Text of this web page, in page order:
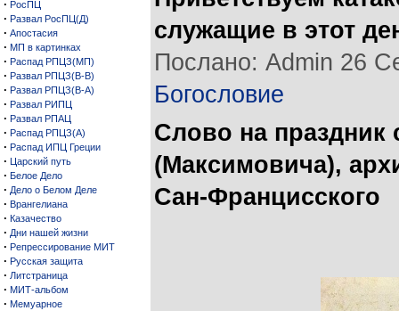
· РосПЦ
· Развал РосПЦ(Д)
· Апостасия
· МП в картинках
· Распад РПЦЗ(МП)
· Развал РПЦЗ(В-В)
· Развал РПЦЗ(В-А)
· Развал РИПЦ
· Развал РПАЦ
· Распад РПЦЗ(А)
· Распад ИПЦ Греции
· Царский путь
· Белое Дело
· Дело о Белом Деле
· Врангелиана
· Казачество
· Дни нашей жизни
· Репрессирование МИТ
· Русская защита
· Литстраница
· МИТ-альбом
· Мемуарное
служащие в этот
Послано: Admin 26
Богословие
Слово на праздник
(Максимовича),
Сан-Францисского